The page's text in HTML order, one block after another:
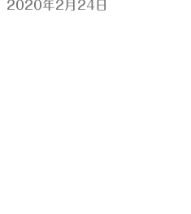
2020年2月24日